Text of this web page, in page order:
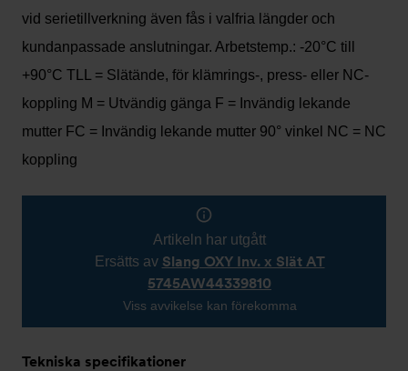
vid serietillverkning även fås i valfria längder och
kundanpassade anslutningar. Arbetstemp.: -20°C till
+90°C TLL = Slätände, för klämrings-, press- eller NC-
koppling M = Utvändig gänga F = Invändig lekande
mutter FC = Invändig lekande mutter 90° vinkel NC = NC
koppling
Artikeln har utgått
Ersätts av Slang OXY Inv. x Slät AT
5745AW44339810
Viss avvikelse kan förekomma
Tekniska specifikationer